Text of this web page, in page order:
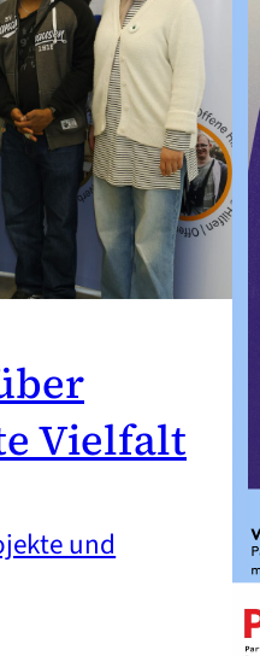
Vielfalt
und